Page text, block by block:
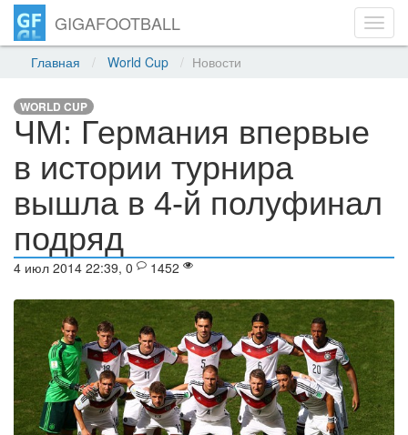
GIGAFOOTBALL
Главная World Cup Новости
WORLD CUP
ЧМ: Германия впервые
в истории турнира
вышла в 4-й полуфинал
подряд
4 июл 2014 22:39, 0 1452